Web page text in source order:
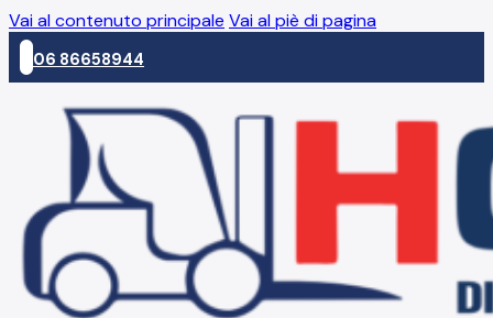
Vai al contenuto principale Vai al piè di pagina
06 86658944